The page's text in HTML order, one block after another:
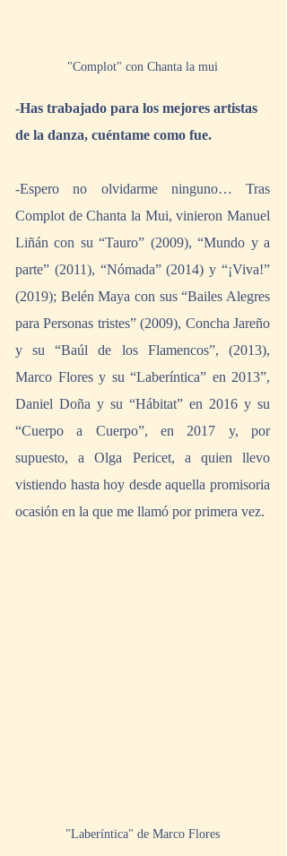
"Complot" con Chanta la mui
-Has trabajado para los mejores artistas
de la danza, cuéntame como fue.
-Espero no olvidarme ninguno… Tras
Complot de Chanta la Mui, vinieron Manuel
Liñán con su “Tauro” (2009), “Mundo y a
parte” (2011), “Nómada” (2014) y “¡Viva!”
(2019); Belén Maya con sus “Bailes Alegres
para Personas tristes” (2009), Concha Jareño
y su “Baúl de los Flamencos”, (2013),
Marco Flores y su “Laberíntica” en 2013”,
Daniel Doña y su “Hábitat” en 2016 y su
“Cuerpo a Cuerpo”, en 2017 y, por
supuesto, a Olga Pericet, a quien llevo
vistiendo hasta hoy desde aquella promisoria
ocasión en la que me llamó por primera vez.
"Laberíntica" de Marco Flores